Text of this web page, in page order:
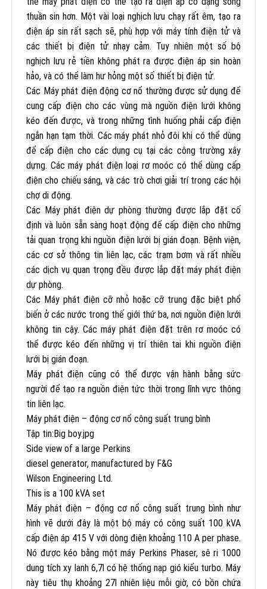
thuần sin hơn. Một vài loại nghịch lưu chạy rất êm, tạo ra
điện áp sin rất sạch sẽ, phù hợp với máy tính điện tử và
các thiết bị điện tử nhạy cảm. Tuy nhiên một số bộ
nghịch lưu rẻ tiền không phát ra được điện áp sin hoàn
hảo, và có thể làm hư hỏng một số thiết bị điện tử.
Các Máy phát điện động cơ nổ thường được sử dụng để
cung cấp điện cho các vùng mà nguồn điện lưới không
kéo đến được, và trong những tình huống phải cấp điện
ngắn hạn tạm thời. Các máy phát nhỏ đôi khi có thể dùng
để cấp điện cho các dụng cụ tại các công trường xây
dựng. Các máy phát điện loại rơ moóc có thể dùng cấp
điện cho chiếu sáng, và các trò chơi giải trí trong các hội
chợ di động.
Các Máy phát điện dự phòng thường được lắp đặt cố
định và luôn sẵn sàng hoạt động để cấp điện cho những
tải quan trọng khi nguồn điện lưới bị gián đoạn. Bệnh viện,
các cơ sở thông tin liên lạc, các trạm bơm và rất nhiều
các dịch vụ quan trọng đều được lắp đặt máy phát điện
dự phòng.
Các Máy phát điện cỡ nhỏ hoặc cỡ trung đặc biệt phổ
biến ở các nước trong thế giới thứ ba, nơi nguồn điện lưới
không tin cậy. Các máy phát điện đặt trên rơ moóc có
thể được kéo đến những vị trí thiên tai khi nguồn điện
lưới bị gián đoạn.
Máy phát điện cũng có thể được vận hành bằng sức
người để tạo ra nguồn điện tức thời trong lĩnh vực thông
tin liên lạc.
Máy phát điện – động cơ nổ công suất trung bình
Tập tin:Big boy.jpg
Side view of a large Perkins
diesel generator, manufactured by F&G
Wilson Engineering Ltd.
This is a 100 kVA set
Máy phát điện – động cơ nổ công suất trung bình như
hình vẽ dưới đây là một bộ máy có công suất 100 kVA
cấp điện áp 415 V với dòng điện khoảng 110 A per phase.
Nó được kéo bằng một máy Perkins Phaser, sê ri 1000
dung tích xy lanh 6,7l có hệ thống nạp gió kiểu turbo. Máy
này tiêu thụ khoảng 27l nhiên liệu mỗi giờ, có bồn chứa